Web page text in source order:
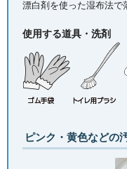
漂白剤を使った湿布法で
使用する道具・洗剤
ピンク・黄色などの